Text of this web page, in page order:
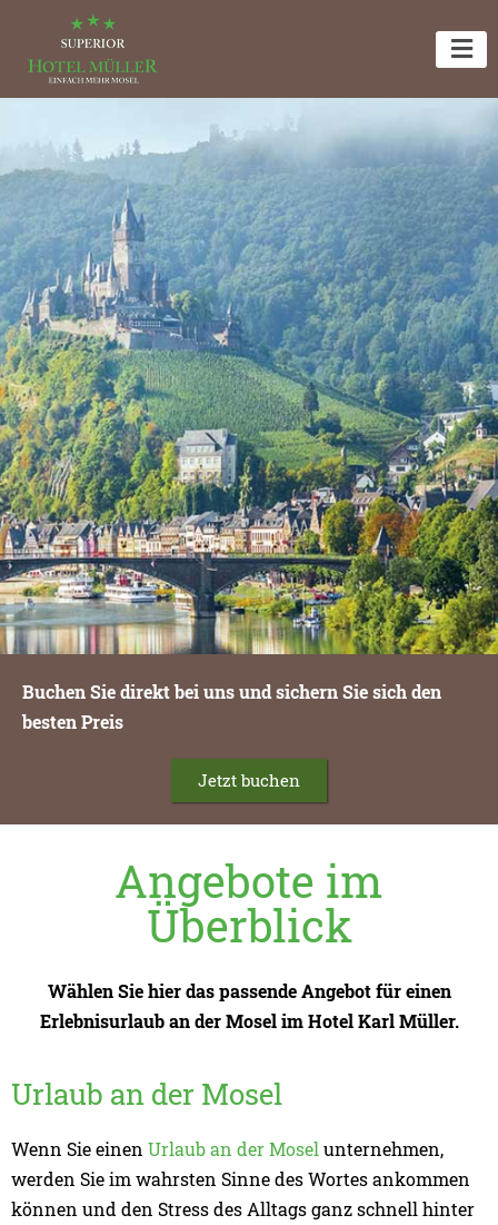
Buchen Sie direkt bei uns und sichern Sie sich den
besten Preis
Jetzt buchen
Angebote im
Überblick
Wählen Sie hier das passende Angebot für einen
Erlebnisurlaub an der Mosel im Hotel Karl Müller.
Urlaub an der Mosel
Wenn Sie einen Urlaub an der Mosel unternehmen,
werden Sie im wahrsten Sinne des Wortes ankommen
können und den Stress des Alltags ganz schnell hinter